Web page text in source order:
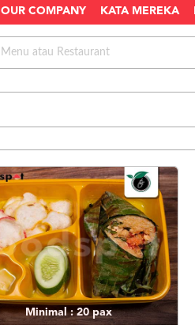
OUR COMPANY KATA MEREKA
Minimal : 20pax